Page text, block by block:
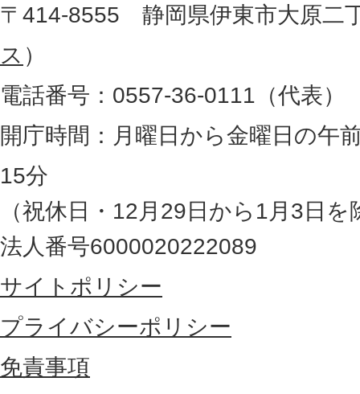
地
図
。
静
岡
県
の
最
東
部
に
位
置
所
〒414-8555 静岡県伊東市大原二
ス ）
電話番号：0557-36-0111（代表）
開庁時間：月曜日から金曜日の午
15分
（祝休日・12月29日から1月3日を
法人番号6000020222089
サイトポリシー
プライバシーポリシー
免責事項